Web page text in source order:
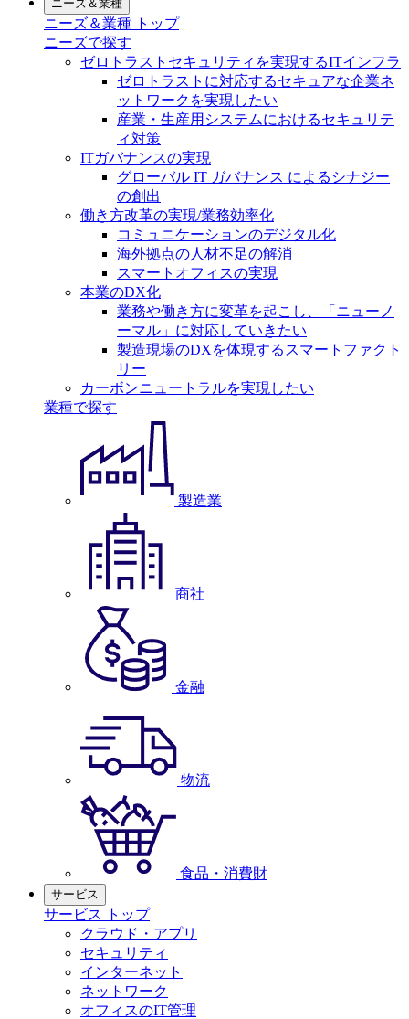
ニーズ＆業種
ニーズ＆業種 トップ
ニーズで探す
ゼロトラストセキュリティを実現するITインフラ
ゼロトラストに対応するセキュアな企業ネ
ットワークを実現したい
産業・生産用システムにおけるセキュリテ
ィ対策
ITガバナンスの実現
グローバル IT ガバナンス によるシナジー
の創出
働き方改革の実現/業務効率化
コミュニケーションのデジタル化
海外拠点の人材不足の解消
スマートオフィスの実現
本業のDX化
業務や働き方に変革を起こし、「ニューノ
ーマル」に対応していきたい
製造現場のDXを体現するスマートファクト
リー
カーボンニュートラルを実現したい
業種で探す
製造業
商社
金融
物流
食品・消費財
サービス
サービス トップ
クラウド・アプリ
セキュリティ
インターネット
ネットワーク
オフィスのIT管理